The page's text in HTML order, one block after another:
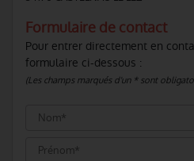
Formulaire de contact
Pour entrer directement en
formulaire ci-dessous :
(Les champs marqués d'un * sont